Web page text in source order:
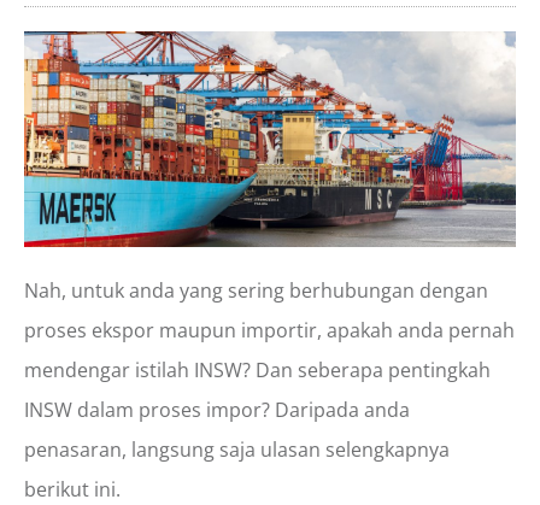
Nah, untuk anda yang sering berhubungan dengan
proses ekspor maupun importir, apakah anda pernah
mendengar istilah INSW? Dan seberapa pentingkah
INSW dalam proses impor? Daripada anda
penasaran, langsung saja ulasan selengkapnya
berikut ini.